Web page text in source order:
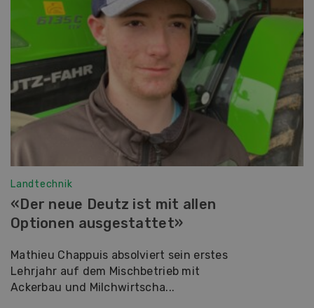
Landtechnik
«Der neue Deutz ist mit allen
Optionen ausgestattet»
Mathieu Chappuis absolviert sein erstes
Lehrjahr auf dem Mischbetrieb mit
Ackerbau und Milchwirtscha...